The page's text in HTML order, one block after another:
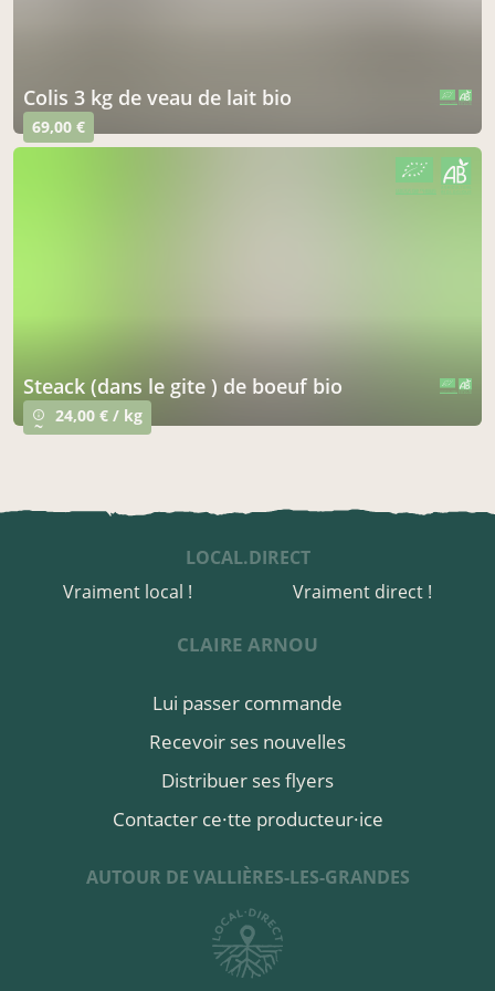
colis 3 kg de veau de lait bio
69,00 €
steack (dans le gite ) de boeuf bio
info_outline
~ 24,00 € / kg
LOCAL.DIRECT
Vraiment local !
Vraiment direct !
CLAIRE ARNOU
Lui passer commande
Recevoir ses nouvelles
Distribuer ses flyers
Contacter ce·tte producteur·ice
AUTOUR DE VALLIÈRES-LES-GRANDES